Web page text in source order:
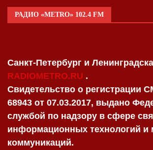
РАДИО «METRO» 102.4 FM
Санкт-Петербург и
RADIOMETRO.RU .
Свидетельство о регистрации
68943 от 07.03.2017, выдано
службой по надзору в сфере
информационных технологий и
коммуникаций.